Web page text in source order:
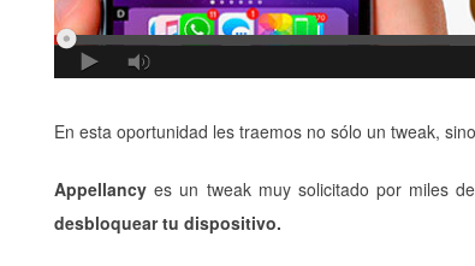
En esta oportunidad les traemos no sólo un tweak,
Appellancy es un tweak muy solicitado por miles
desbloquear tu dispositivo.